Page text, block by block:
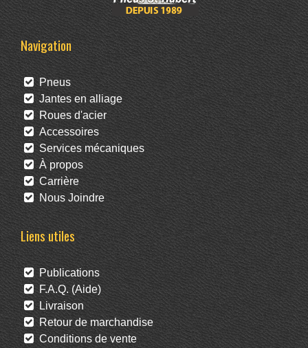
Navigation
Pneus
Jantes en alliage
Roues d'acier
Accessoires
Services mécaniques
À propos
Carrière
Nous Joindre
Liens utiles
Publications
F.A.Q. (Aide)
Livraison
Retour de marchandise
Conditions de vente